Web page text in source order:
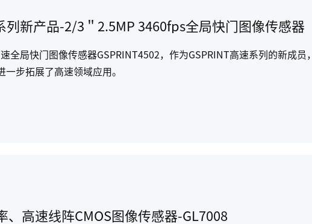
列新产品-2/3＂2.5MP 3460fps全局快门图像传感器
全局快门图像传感器GSPRINT4502，作为GSPRINT高速系列的新成员，
步拓展了高速领域应用。
、高速线阵CMOS图像传感器-GL7008